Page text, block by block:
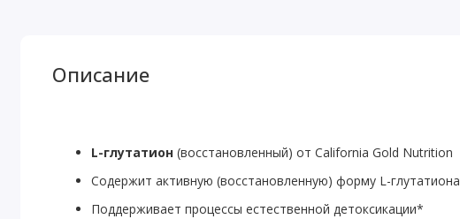
Описание
L-глутатион(восстановленный) отCalifornia Gold Nutrition
Содержит активную (восстановленную) форму L-глутатиона
Поддерживает процессы естественной детоксикации*